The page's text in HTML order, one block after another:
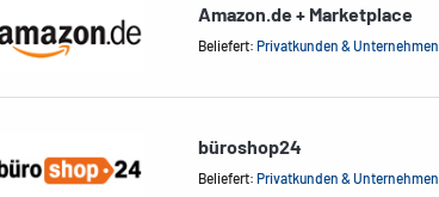
Amazon.de + Marketplace
Beliefert: Privatkunden & Unternehmen
büroshop24
Beliefert: Privatkunden & Unternehmen